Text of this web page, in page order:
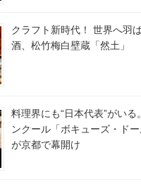
クラフト新時代！ 世界へ羽
酒、松竹梅白壁蔵「然土」
料理界にも“日本代表”がいる
ンクール「ボキューズ・ド
が京都で幕開け